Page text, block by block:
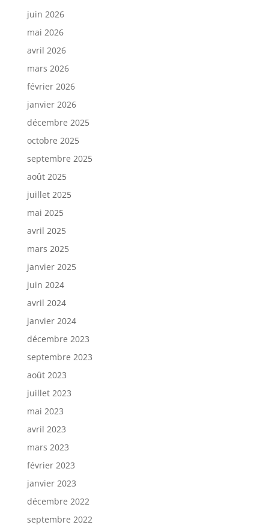
juin 2026
mai 2026
avril 2026
mars 2026
février 2026
janvier 2026
décembre 2025
octobre 2025
septembre 2025
août 2025
juillet 2025
mai 2025
avril 2025
mars 2025
janvier 2025
juin 2024
avril 2024
janvier 2024
décembre 2023
septembre 2023
août 2023
juillet 2023
mai 2023
avril 2023
mars 2023
février 2023
janvier 2023
décembre 2022
septembre 2022